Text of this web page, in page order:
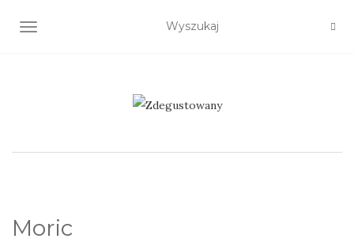
TOGGLE NAVIGATION
Moric